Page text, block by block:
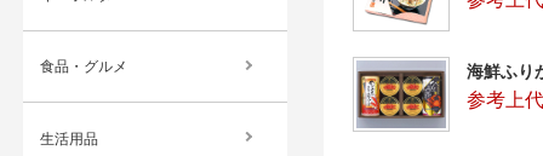
海鮮ふり
参考上
食品・グルメ
生活用品